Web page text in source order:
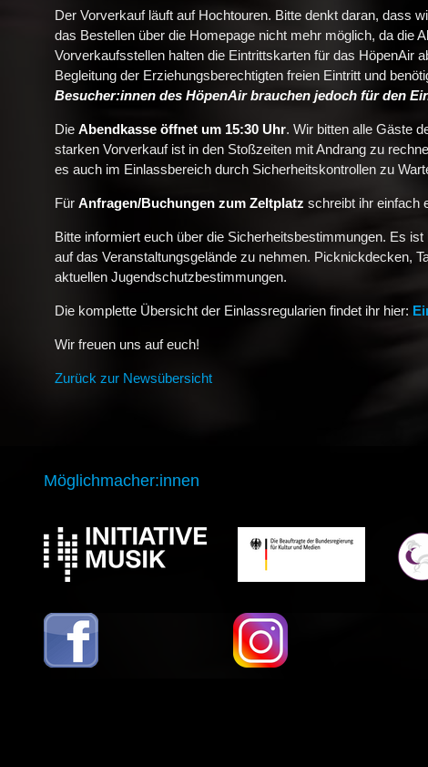
Der Vorverkauf läuft auf Hochtouren. Bitte denkt daran, dass
das Bestellen über die Homepage nicht mehr möglich, da die
Vorverkaufsstellen halten die Eintrittskarten für das HöpenAir
Begleitung der Erziehungsberechtigten freien Eintritt und
Besucher:innen des HöpenAir brauchen jedoch für den
Die Abendkasse öffnet um 15:30 Uhr. Wir bitten alle Gäste
starken Vorverkauf ist in den Stoßzeiten mit Andrang zu
es auch im Einlassbereich durch Sicherheitskontrollen zu
Für Anfragen/Buchungen zum Zeltplatz schreibt ihr einfach
Bitte informiert euch über die Sicherheitsbestimmungen. Es
auf das Veranstaltungsgelände zu nehmen. Picknickdecken,
aktuellen Jugendschutzbestimmungen.
Die komplette Übersicht der Einlassregularien findet ihr hier:
Wir freuen uns auf euch!
Zurück zur Newsübersicht
Möglichmacher:innen